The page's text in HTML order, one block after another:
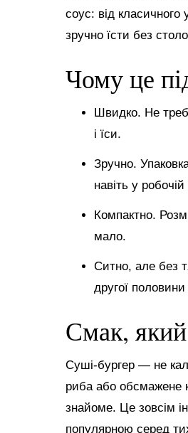
соус: від класичного
зручно їсти без
Чому це
Швидко. Не
і їси.
Зручно.
навіть у робочій
Компактно.
мало.
Ситно, але без
другої
Смак,
Суші-бургер — не
риба або обсмажене
знайоме. Це зовсім
популярною серед